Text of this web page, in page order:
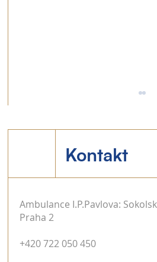
a organizovaná
Kontakt
Ambulance I.P.Pavlova:
Praha 2
+420 722 050 450